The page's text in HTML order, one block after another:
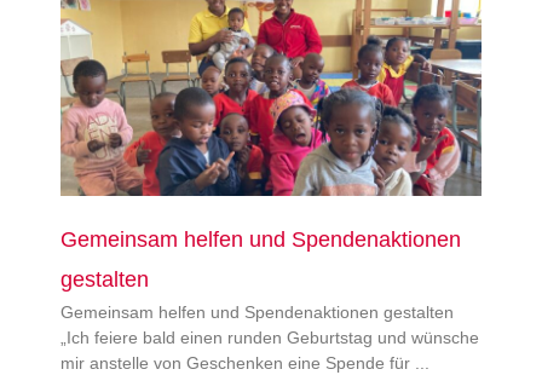
Gemeinsam helfen und Spendenaktionen
gestalten
Gemeinsam helfen und Spendenaktionen gestalten
„Ich feiere bald einen runden Geburtstag und wünsche
mir anstelle von Geschenken eine Spende für